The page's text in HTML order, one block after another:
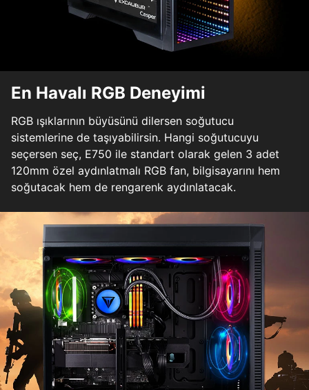
En Havalı RGB Deneyimi
RGB ışıklarının büyüsünü dilersen soğutucu
sistemlerine de taşıyabilirsin. Hangi soğutucuyu
seçersen seç, E750 ile standart olarak gelen 3 adet
120mm özel aydınlatmalı RGB fan, bilgisayarını hem
soğutacak hem de rengarenk aydınlatacak.